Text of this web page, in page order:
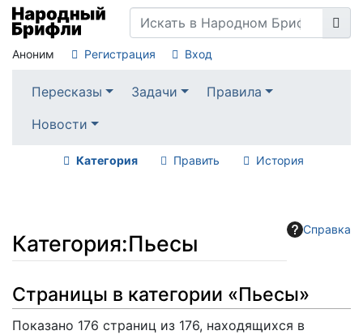
Аноним Регистрация Вход
Пересказы Задачи
Правила
Новости
Категория Править История
Справка
Категория:Пьесы
Перейти к:
Страницы в категории «Пьесы»
Показано 176 страниц из 176, находящихся в